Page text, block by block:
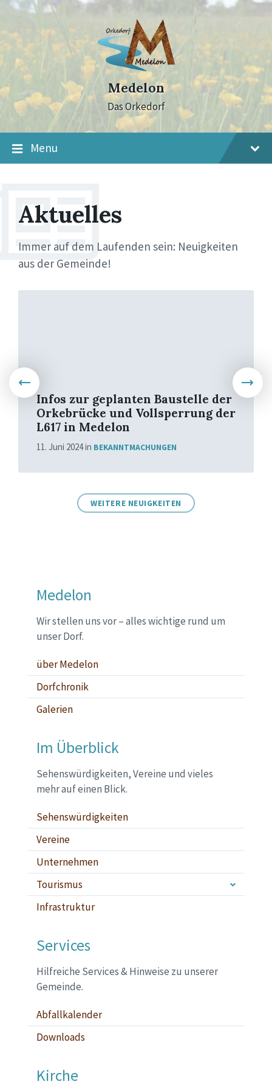
Skip
content
Skip
main
navigation
Skip
footer
Medelon
Das Orkedorf
Menu
Aktuelles
Immer auf dem Laufenden sein: Neuigkeiten
aus der Gemeinde!
Infos zur geplanten Baustelle der
Orkebrücke und Vollsperrung der
L617 in Medelon
11. Juni 2024in BEKANNTMACHUNGEN
Weiter
WEITERE NEUIGKEITEN
Sitemap
Medelon
Wir stellen uns vor – alles wichtige rund um
unser Dorf.
über Medelon
Dorfchronik
Galerien
Im Überblick
Sehenswürdigkeiten, Vereine und vieles
mehr auf einen Blick.
Sehenswürdigkeiten
Vereine
Unternehmen
Tourismus
Infrastruktur
Services
Hilfreiche Services & Hinweise zu unserer
Gemeinde.
Abfallkalender
Downloads
Kirche